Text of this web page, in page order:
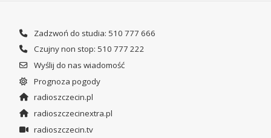
Zadzwoń do studia: 510 777 666
Czujny non stop: 510 777 222
Wyślij do nas wiadomość
Prognoza pogody
radioszczecin.pl
radioszczecinextra.pl
radioszczecin.tv